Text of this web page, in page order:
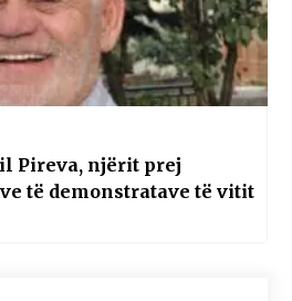
Pireva, njërit prej
të demonstratave të vitit